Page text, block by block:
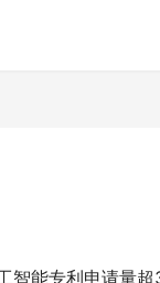
智能专利申请量超